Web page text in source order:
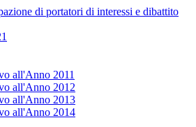
di portatori di interessi e dibattito
all'Anno 2011
all'Anno 2012
all'Anno 2013
all'Anno 2014